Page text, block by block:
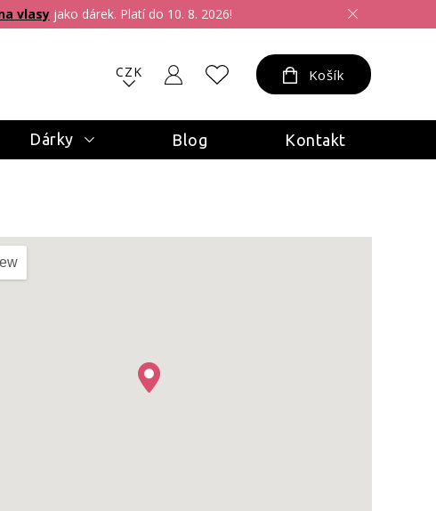
vlasy jako dárek. Platí do 10. 8. 2026!
CZK Košík
Dárky Blog Kontakt